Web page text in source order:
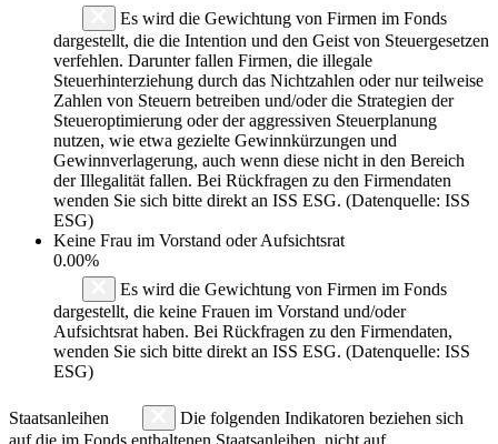
Es wird die Gewichtung von Firmen im Fonds
dargestellt, die die Intention und den Geist von Steuergesetzen
verfehlen. Darunter fallen Firmen, die illegale
Steuerhinterziehung durch das Nichtzahlen oder nur teilweise
Zahlen von Steuern betreiben und/oder die Strategien der
Steueroptimierung oder der aggressiven Steuerplanung
nutzen, wie etwa gezielte Gewinnkürzungen und
Gewinnverlagerung, auch wenn diese nicht in den Bereich
der Illegalität fallen. Bei Rückfragen zu den Firmendaten
wenden Sie sich bitte direkt an ISS ESG. (Datenquelle: ISS
ESG)
Keine Frau im Vorstand oder Aufsichtsrat
0.00%
Es wird die Gewichtung von Firmen im Fonds
dargestellt, die keine Frauen im Vorstand und/oder
Aufsichtsrat haben. Bei Rückfragen zu den Firmendaten,
wenden Sie sich bitte direkt an ISS ESG. (Datenquelle: ISS
ESG)
Staatsanleihen
Die folgenden Indikatoren beziehen sich
auf die im Fonds enthaltenen Staatsanleihen, nicht auf